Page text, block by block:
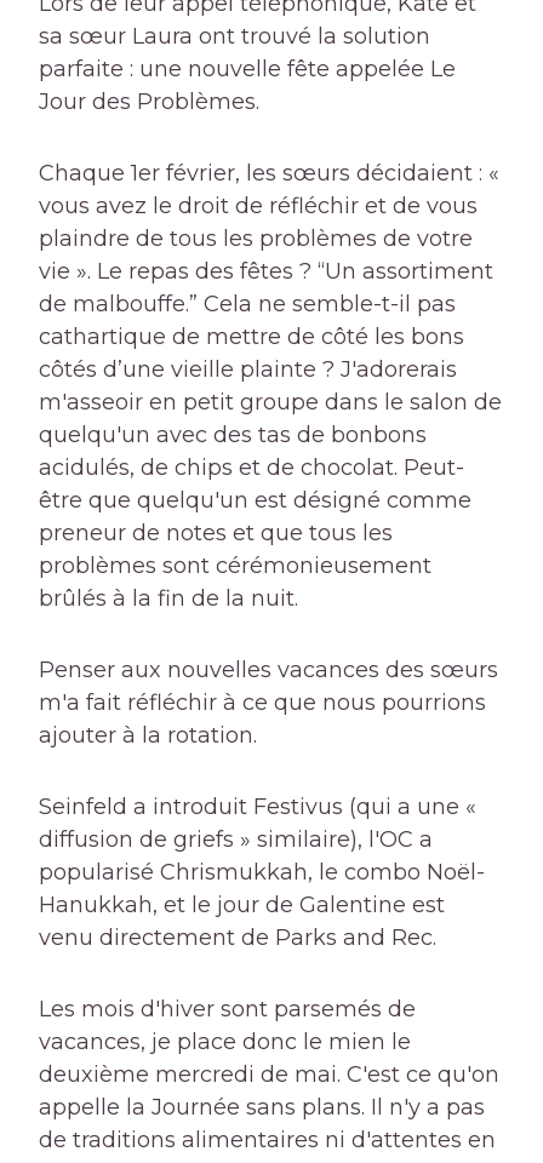
sa sœur Laura ont trouvé la solution
parfaite : une nouvelle fête appelée Le
Jour des Problèmes.
Chaque 1er février, les sœurs décidaient : «
vous avez le droit de réfléchir et de vous
plaindre de tous les problèmes de votre
vie ». Le repas des fêtes ? “Un assortiment
de malbouffe.” Cela ne semble-t-il pas
cathartique de mettre de côté les bons
côtés d’une vieille plainte ? J'adorerais
m'asseoir en petit groupe dans le salon de
quelqu'un avec des tas de bonbons
acidulés, de chips et de chocolat. Peut-
être que quelqu'un est désigné comme
preneur de notes et que tous les
problèmes sont cérémonieusement
brûlés à la fin de la nuit.
Penser aux nouvelles vacances des sœurs
m'a fait réfléchir à ce que nous pourrions
ajouter à la rotation.
Seinfeld a introduit Festivus (qui a une «
diffusion de griefs » similaire), l'OC a
popularisé Chrismukkah, le combo Noël-
Hanukkah, et le jour de Galentine est
venu directement de Parks and Rec.
Les mois d'hiver sont parsemés de
vacances, je place donc le mien le
deuxième mercredi de mai. C'est ce qu'on
appelle la Journée sans plans. Il n'y a pas
de traditions alimentaires ni d'attentes en